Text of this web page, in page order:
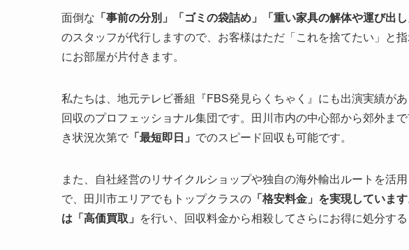
面倒な 「事前の分別」「ゴミの袋詰め」「重い家具の解体や運び出
のスタッフが代行しますので、お客様はただ「これを捨てたい」と
にお部屋が片付きます。
私たちは、地元テレビ番組『FBS発見らくちゃく』にも出演実績が
回収のプロフェッショナル集団です。田川市内の中心部から郊外ま
き状況次第で 「最短即日」 でのスピード回収も可能です。
また、自社経営のリサイクルショップや独自の海外輸出ルートを活
で、田川市エリアでもトップクラスの 「格安料金」を実現していま
は「高価買取」 を行い、回収料金から相殺してさらにお得に処分する